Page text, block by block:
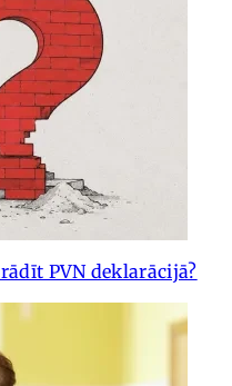
PVN deklarācijā?